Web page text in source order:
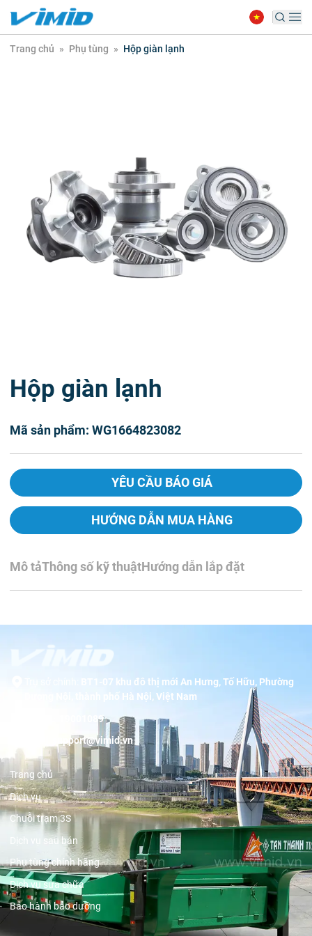
Trang chủ » Phụ tùng » Hộp giàn lạnh
Hộp giàn lạnh
Mã sản phẩm: WG1664823082
YÊU CẦU BÁO GIÁ
HƯỚNG DẪN MUA HÀNG
Mô tảThông số kỹ thuậtHướng dẫn lắp đặt
BT1-07 khu đô thị mới An Hưng, Tố Hữu, Phường
Dương Nội, thành phố Hà Nội, Việt Nam
19001089
support@vimid.vn
Trang chủ
Dịch vụ
Chuỗi trạm 3S
Dịch vụ sau bán
Phụ tùng chính hãng
Dịch vụ sửa chữa
Bảo hành bảo dưỡng